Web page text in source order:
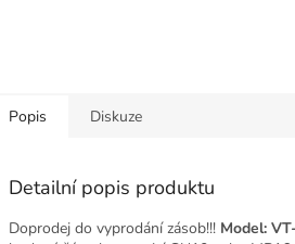
Popis Diskuze
Detailní popis produktu
Doprodej do vyprodání zásob!!! Model: